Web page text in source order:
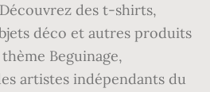
des t-shirts,
déco et autres produits
Beguinage,
artistes indépendants du